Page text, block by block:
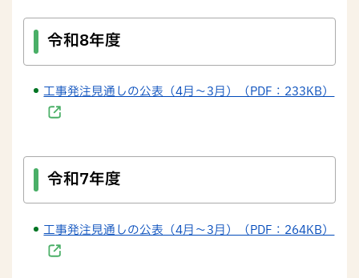
令和8年度
工事発注見通しの公表（4月～3月）（PDF：233KB）
令和7年度
工事発注見通しの公表（4月～3月）（PDF：264KB）